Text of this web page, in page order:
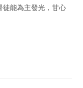
能為主發光，甘心